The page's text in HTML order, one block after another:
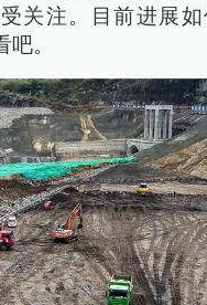
关注。目前进展
。